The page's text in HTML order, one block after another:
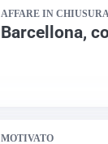
AFFARE IN
Barcellona,
MOTIVATO